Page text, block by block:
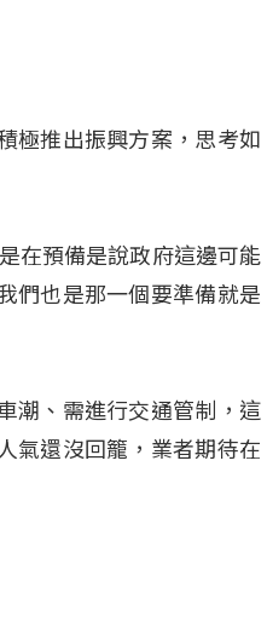
極推出振興方案，思考如
在預備是說政府這邊可能
們也是那一個要準備就是
潮、需進行交通管制，這
氣還沒回籠，業者期待在